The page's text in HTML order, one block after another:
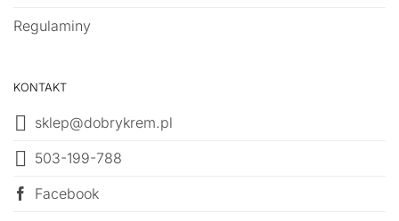
Regulaminy
KONTAKT
sklep@dobrykrem.pl
503-199-788
Facebook